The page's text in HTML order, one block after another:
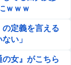
ｗｗｗ
と即ハメでき
ラ
ｗｗｗｗｗｗｗ
ｗｗｗ
の定義を言える
い」
の女』がこちら